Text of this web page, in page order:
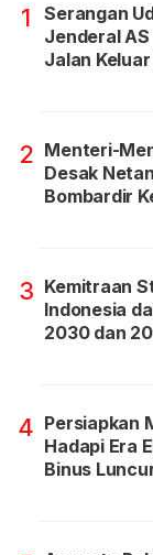
1
Serangan
Jenderal
Jalan
2 Menteri-
Desak
Bombardir
3 Kemitraan
Indonesia
2030 dan
4 Persiapkan
Hadapi Era
Binus